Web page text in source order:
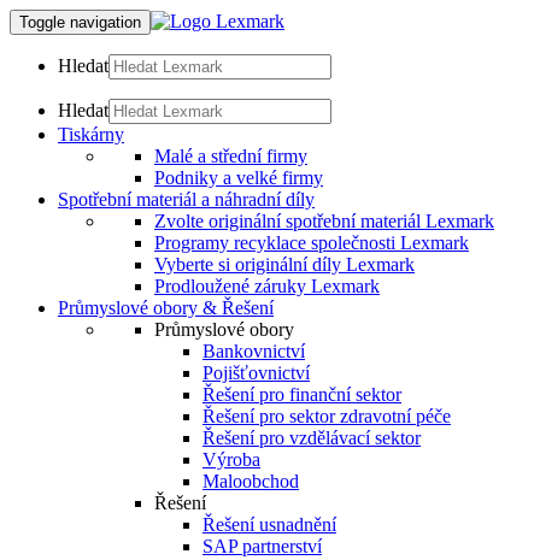
Toggle navigation
Hledat
Hledat
Tiskárny
Malé a střední firmy
Podniky a velké firmy
Spotřební materiál a náhradní díly
Zvolte originální spotřební materiál Lexmark
Programy recyklace společnosti Lexmark
Vyberte si originální díly Lexmark
Prodloužené záruky Lexmark
Průmyslové obory & Řešení
Průmyslové obory
Bankovnictví
Pojišťovnictví
Řešení pro finanční sektor
Řešení pro sektor zdravotní péče
Řešení pro vzdělávací sektor
Výroba
Maloobchod
Řešení
Řešení usnadnění
SAP partnerství